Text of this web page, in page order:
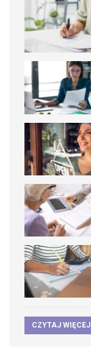
CZYTAJ WIĘCEJ